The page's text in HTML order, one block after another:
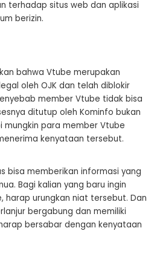
terhadap situs web dan aplikasi
berizin.
bahwa Vtube merupakan
oleh OJK dan telah diblokir
member Vtube tidak bisa
ditutup oleh Kominfo bukan
mungkin para member Vtube
kenyataan tersebut.
bisa memberikan informasi yang
Bagi kalian yang baru ingin
harap urungkan niat tersebut. Dan
bergabung dan memiliki
bersabar dengan kenyataan